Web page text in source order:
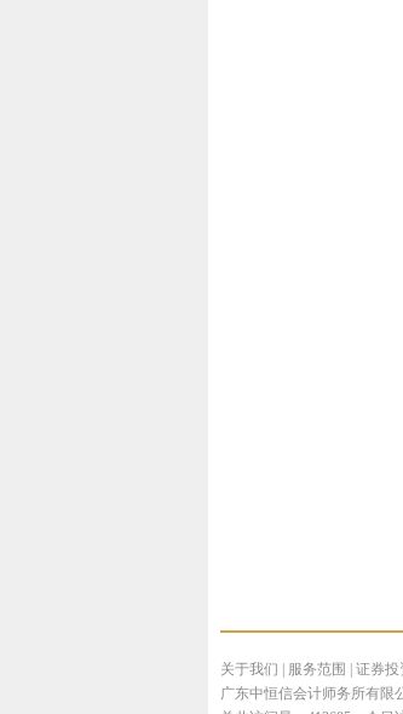
关于我们 服务范围 证券投
广东中恒信会计师务所有限